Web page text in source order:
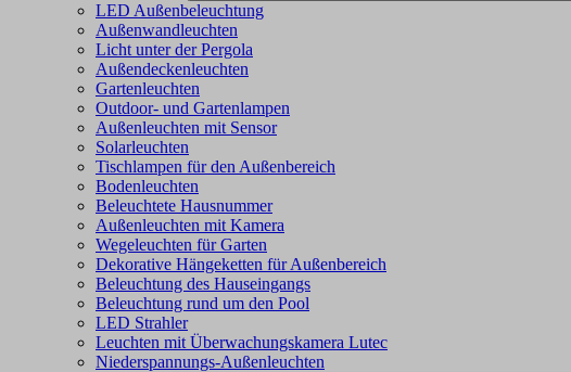
LED Außenbeleuchtung
Außenwandleuchten
Licht unter der Pergola
Außendeckenleuchten
Gartenleuchten
Outdoor- und Gartenlampen
Außenleuchten mit Sensor
Solarleuchten
Tischlampen für den Außenbereich
Bodenleuchten
Beleuchtete Hausnummer
Außenleuchten mit Kamera
Wegeleuchten für Garten
Dekorative Hängeketten für Außenbereich
Beleuchtung des Hauseingangs
Beleuchtung rund um den Pool
LED Strahler
Leuchten mit Überwachungskamera Lutec
Niederspannungs-Außenleuchten